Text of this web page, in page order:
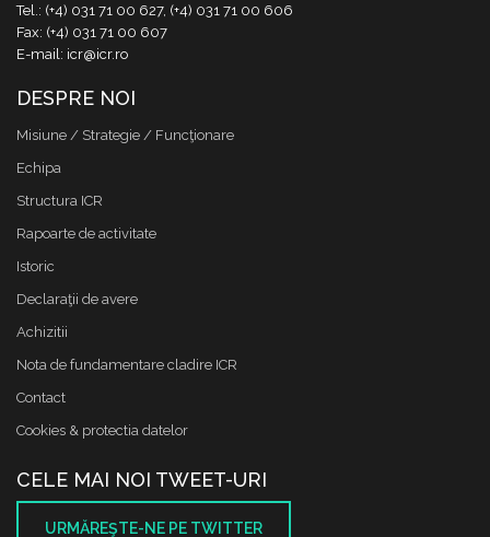
Tel.: (+4) 031 71 00 627, (+4) 031 71 00 606
Fax: (+4) 031 71 00 607
E-mail: icr@icr.ro
DESPRE NOI
Misiune / Strategie / Funcţionare
Echipa
Structura ICR
Rapoarte de activitate
Istoric
Declaraţii de avere
Achizitii
Nota de fundamentare cladire ICR
Contact
Cookies & protectia datelor
CELE MAI NOI TWEET-URI
URMĂREŞTE-NE PE TWITTER